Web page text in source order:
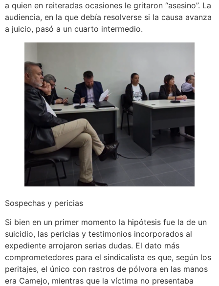
a quien en reiteradas ocasiones le gritaron “asesino”. La
audiencia, en la que debía resolverse si la causa avanza
a juicio, pasó a un cuarto intermedio.
Sospechas y pericias
Si bien en un primer momento la hipótesis fue la de un
suicidio, las pericias y testimonios incorporados al
expediente arrojaron serias dudas. El dato más
comprometedores para el sindicalista es que, según los
peritajes, el único con rastros de pólvora en las manos
era Camejo, mientras que la víctima no presentaba